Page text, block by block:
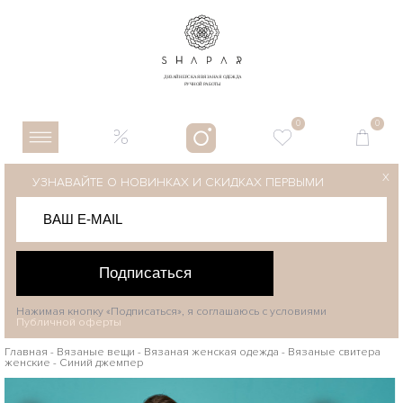
0 0
УЗНАВАЙТЕ О НОВИНКАХ И СКИДКАХ ПЕРВЫМИ
Подписаться
X
Нажимая кнопку «Подписаться», я соглашаюсь с условиями
Публичной оферты
Главная - Вязаные вещи - Вязаная женская одежда - Вязаные свитера
женские - Синий джемпер